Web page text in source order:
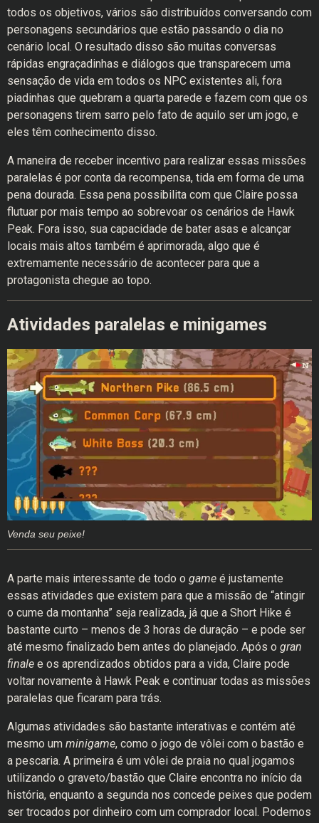
todos os objetivos, vários são distribuídos conversando com
personagens secundários que estão passando o dia no
cenário local. O resultado disso são muitas conversas
rápidas engraçadinhas e diálogos que transparecem uma
sensação de vida em todos os NPC existentes ali, fora
piadinhas que quebram a quarta parede e fazem com que os
personagens tirem sarro pelo fato de aquilo ser um jogo, e
eles têm conhecimento disso.
A maneira de receber incentivo para realizar essas missões
paralelas é por conta da recompensa, tida em forma de uma
pena dourada. Essa pena possibilita com que Claire possa
flutuar por mais tempo ao sobrevoar os cenários de Hawk
Peak. Fora isso, sua capacidade de bater asas e alcançar
locais mais altos também é aprimorada, algo que é
extremamente necessário de acontecer para que a
protagonista chegue ao topo.
Atividades paralelas e minigames
Venda seu peixe!
A parte mais interessante de todo o game é justamente
essas atividades que existem para que a missão de “atingir
o cume da montanha” seja realizada, já que a Short Hike é
bastante curto – menos de 3 horas de duração – e pode ser
até mesmo finalizado bem antes do planejado. Após o gran
finale e os aprendizados obtidos para a vida, Claire pode
voltar novamente à Hawk Peak e continuar todas as missões
paralelas que ficaram para trás.
Algumas atividades são bastante interativas e contém até
mesmo um minigame, como o jogo de vôlei com o bastão e
a pescaria. A primeira é um vôlei de praia no qual jogamos
utilizando o graveto/bastão que Claire encontra no início da
história, enquanto a segunda nos concede peixes que podem
ser trocados por dinheiro com um comprador local. Podemos